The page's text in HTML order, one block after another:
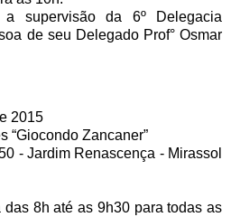
supervisão da 6º Delegacia
de seu Delegado Prof° Osmar
2015
“Giocondo Zancaner”
- Jardim Renascença - Mirassol
8h até as 9h30 para todas as